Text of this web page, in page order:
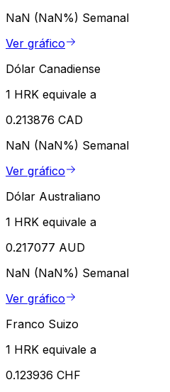
NaN (NaN%) Semanal
Ver gráfico
Dólar Canadiense
1 HRK equivale a
0.213876 CAD
NaN (NaN%) Semanal
Ver gráfico
Dólar Australiano
1 HRK equivale a
0.217077 AUD
NaN (NaN%) Semanal
Ver gráfico
Franco Suizo
1 HRK equivale a
0.123936 CHF